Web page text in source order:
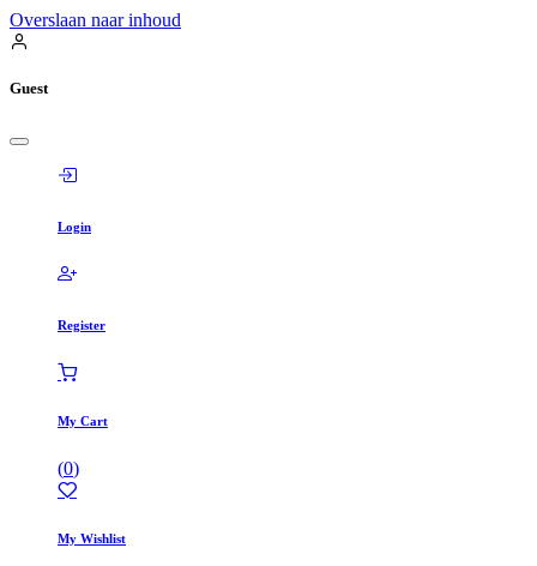
Overslaan naar inhoud
Guest
Login
Register
My Cart
(0)
My Wishlist